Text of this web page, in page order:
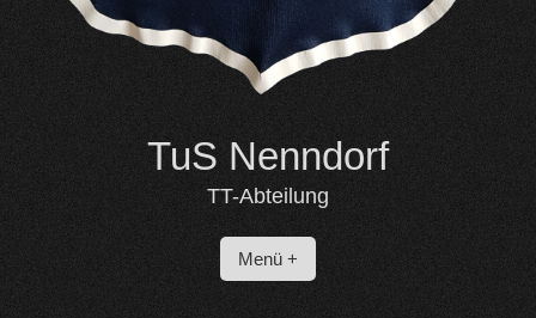
TuS Nenndorf
TT-Abteilung
Menü +